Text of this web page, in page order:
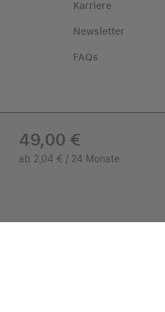
Karriere
Newsletter
FAQs
49,00 €
ab 2,04 € / 24 Monate